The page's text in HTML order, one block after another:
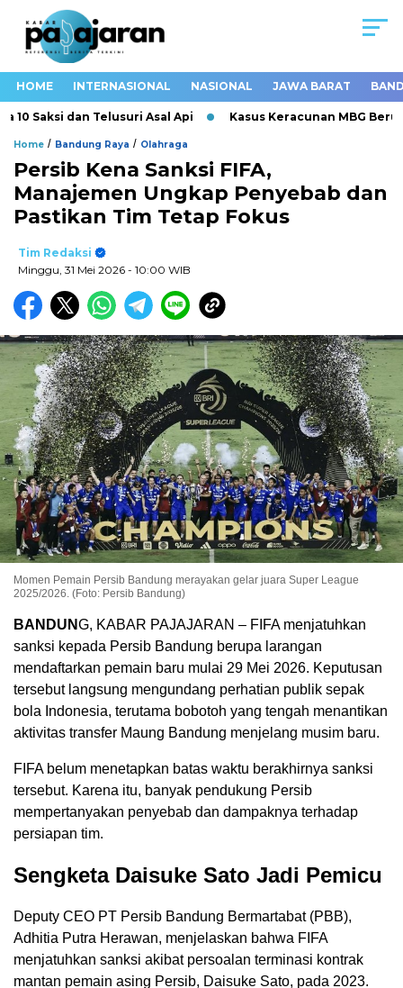
HOME INTERNASIONAL NASIONAL JAWA BARAT
Saksi dan Telusuri Asal Api Kasus Keracunan MBG
Home / Bandung Raya / Olahraga
Persib Kena Sanksi FIFA,
Manajemen Ungkap Penyebab dan
Pastikan Tim Tetap Fokus
Tim Redaksi
Minggu, 31 Mei 2026 - 10:00 WIB
Momen Pemain Persib Bandung merayakan gelar juara Super League
2025/2026. (Foto: Persib Bandung)
BANDUNG, KABAR PAJAJARAN – FIFA menjatuhkan
sanksi kepada Persib Bandung berupa larangan
mendaftarkan pemain baru mulai 29 Mei 2026. Keputusan
tersebut langsung mengundang perhatian publik sepak
bola Indonesia, terutama bobotoh yang tengah menantikan
aktivitas transfer Maung Bandung menjelang musim baru.
FIFA belum menetapkan batas waktu berakhirnya sanksi
tersebut. Karena itu, banyak pendukung Persib
mempertanyakan penyebab dan dampaknya terhadap
persiapan tim.
Sengketa Daisuke Sato Jadi Pemicu
Deputy CEO PT Persib Bandung Bermartabat (PBB),
Adhitia Putra Herawan, menjelaskan bahwa FIFA
menjatuhkan sanksi akibat persoalan terminasi kontrak
mantan pemain asing Persib, Daisuke Sato, pada 2023.